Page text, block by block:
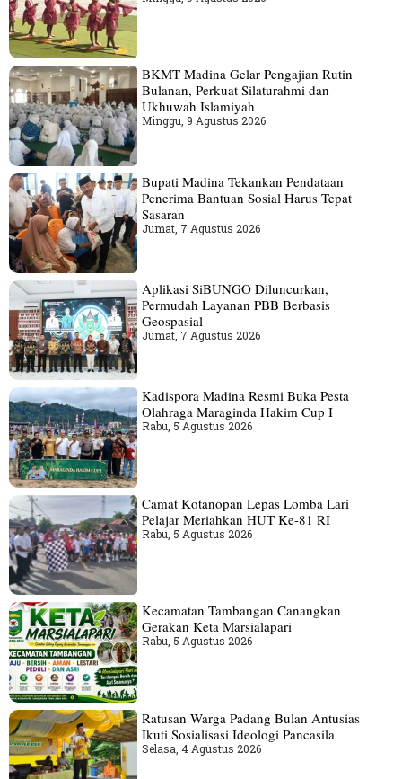
BKMT Madina Gelar Pengajian Rutin
Bulanan, Perkuat Silaturahmi dan
Ukhuwah Islamiyah
Minggu, 9 Agustus 2026
Bupati Madina Tekankan Pendataan
Penerima Bantuan Sosial Harus Tepat
Sasaran
Jumat, 7 Agustus 2026
Aplikasi SiBUNGO Diluncurkan,
Permudah Layanan PBB Berbasis
Geospasial
Jumat, 7 Agustus 2026
Kadispora Madina Resmi Buka Pesta
Olahraga Maraginda Hakim Cup I
Rabu, 5 Agustus 2026
Camat Kotanopan Lepas Lomba Lari
Pelajar Meriahkan HUT Ke-81 RI
Rabu, 5 Agustus 2026
Kecamatan Tambangan Canangkan
Gerakan Keta Marsialapari
Rabu, 5 Agustus 2026
Ratusan Warga Padang Bulan Antusias
Ikuti Sosialisasi Ideologi Pancasila
Selasa, 4 Agustus 2026